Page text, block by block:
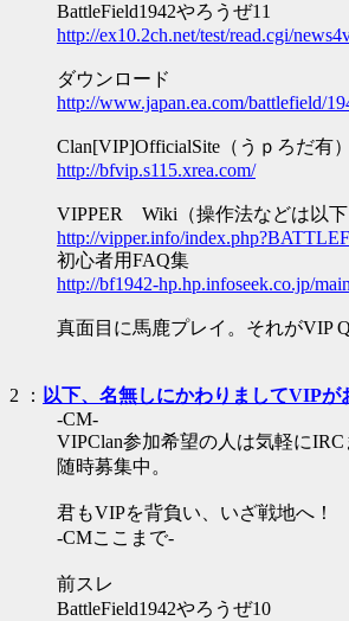
BattleField1942やろうぜ11
http://ex10.2ch.net/test/read.cgi/
ダウンロード
http://www.japan.ea.com/battlefield/
Clan[VIP]OfficialSite（うｐろだ有）
http://bfvip.s115.xrea.com/
VIPPER Wiki（操作法などは以下
http://vipper.info/
初心者用FAQ集
http://bf1942-hp.hp.infoseek.co.jp/
真面目に馬鹿プレイ。それがVIP
2 ： 以下、名無しにかわりましてVIPが
-CM-
VIPClan参加希望の人は気軽に
随時募集中。
君もVIPを背負い、いざ戦地へ！
-CMここまで-
前スレ
BattleField1942やろうぜ10